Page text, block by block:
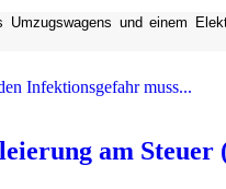
Umzugswagens und einem
Infektionsgefahr muss...
am